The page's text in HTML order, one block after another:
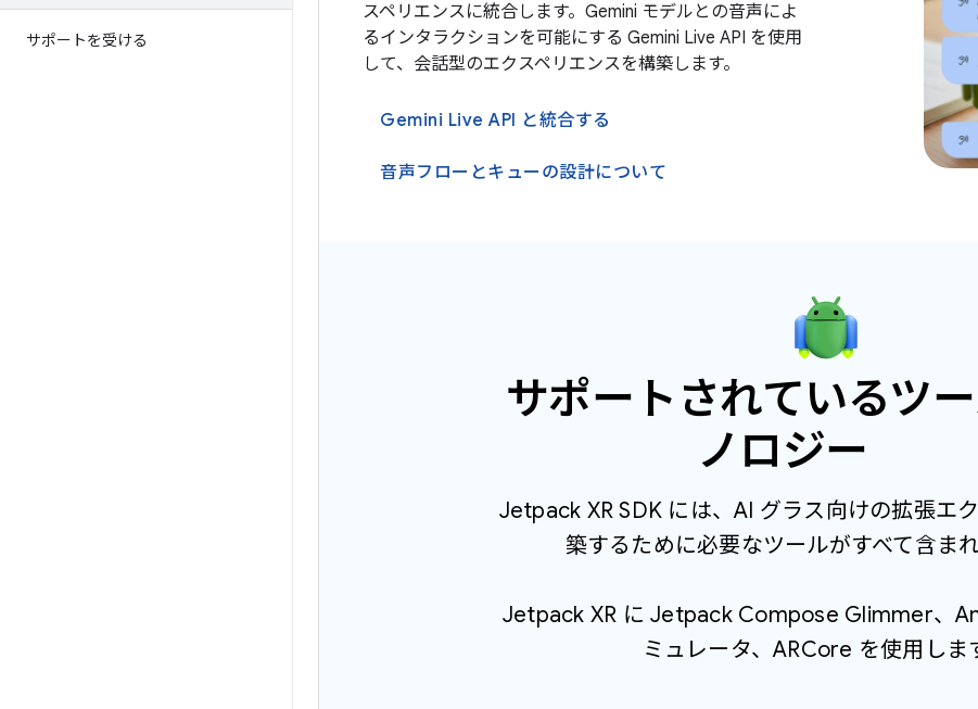
サポートを受ける
スペリエンスに統合します。Gemini モデルとの音声によ
るインタラクションを可能にする Gemini Live API を使用
して、会話型のエクスペリエンスを構築します。
Gemini Live API と統合する
音声フローとキューの設計について
サポートされているツ
ノロジー
Jetpack XR SDK には、AI グラス向けの拡張エ
築するために必要なツールがすべて含まれ
Jetpack XR に Jetpack Compose Glimmer、
ミュレータ、ARCore を使用しま